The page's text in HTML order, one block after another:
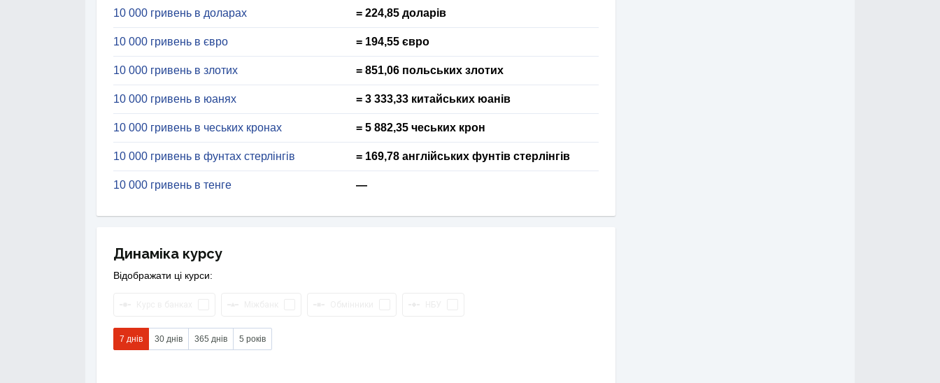
10 000 гривень в доларах = 224,85 доларів
10 000 гривень в євро = 194,55 євро
10 000 гривень в злотих = 851,06 польських злотих
10 000 гривень в юанях = 3 333,33 китайських юанів
10 000 гривень в чеських кронах = 5 882,35 чеських крон
10 000 гривень в фунтах стерлінгів = 169,78 англійських фунтів стерлінгів
10 000 гривень в тенге —
Динаміка курсу
Відображати ці курси:
7 днів 30 днів 365 днів 5 років